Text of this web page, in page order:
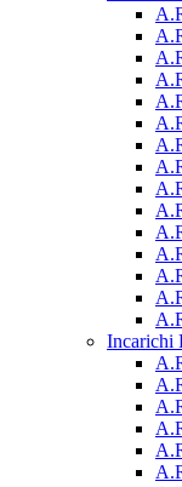
Incarichi